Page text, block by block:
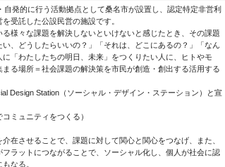
発的に行う活動拠点として桑名市が設置し、認定特定非営利
受託した公設民営の施設です。
様々な課題を解決しないといけないと感じたとき、その課題
、どうしたらいいの？」「それは、どこにあるの？」「なん
「わたしたちの明日、未来」をつくりたい人に、ヒトやモ
る場所＝社会課題の解決策を市民が創造・創出する活用する
Design Station（ソーシャル・デザイン・ステーション）と宣
ミュニティをつくる）
在させることで、課題に対して関心と関心をつなげ、また、
ラットにつながることで、ソーシャル化し、個人が社会に認
なる。